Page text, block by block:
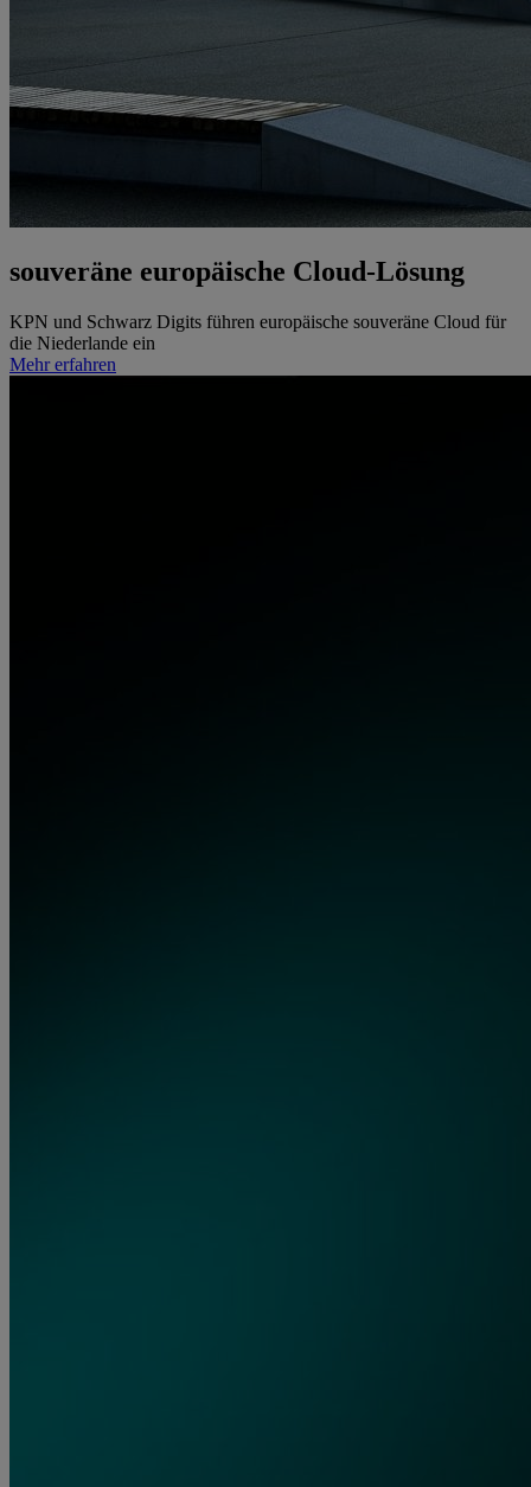
souveräne europäische Cloud-Lösung
KPN und Schwarz Digits führen europäische souveräne Cloud für
die Niederlande ein
Mehr erfahren